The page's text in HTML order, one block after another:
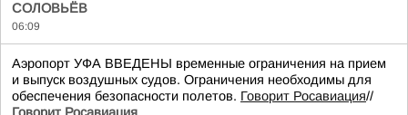
СОЛОВЬЁВ
06:09
Аэропорт УФА ВВЕДЕНЫ временные ограничения на прием
и выпуск воздушных судов. Ограничения необходимы для
обеспечения безопасности полетов. Говорит Росавиация//